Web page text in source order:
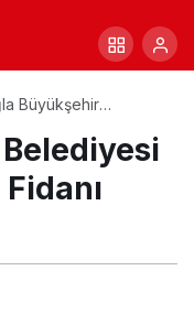
Büyükşehir
Fidanı Dağıtıyor
Bakanlığı